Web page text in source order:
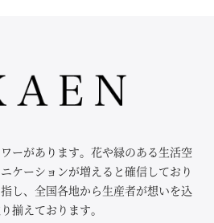
ーがあります。花や緑のある生活空
ケーションが増えると確信しており
し、全国各地から生産者が想いを込
揃えております。